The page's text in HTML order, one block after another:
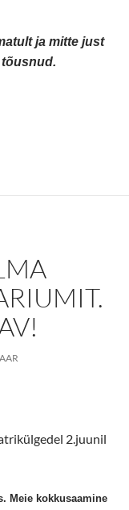
ja mitte just
2.juunil
Meie kokkusaamine